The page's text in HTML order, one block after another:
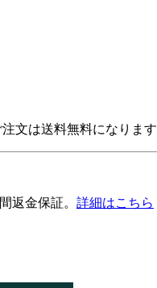
注文は送料無料になります
返金保証。 詳細はこちら